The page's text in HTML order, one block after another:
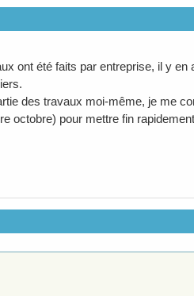
ont été faits par entreprise, il y
des travaux moi-même, je me
octobre) pour mettre fin